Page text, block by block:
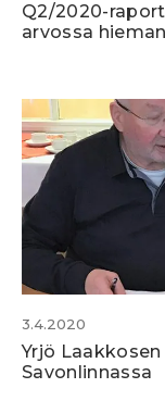
Q2/2020-
arvossa
3.4.2020
Yrjö
Savonlinnassa